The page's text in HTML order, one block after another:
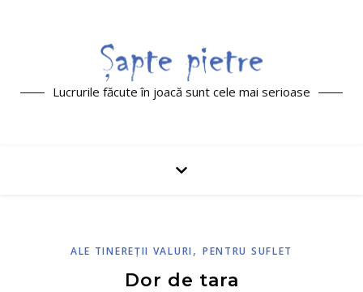
Lucrurile făcute în joacă sunt cele mai serioase
ALE TINEREŢII VALURI , PENTRU SUFLET
Dor de tara